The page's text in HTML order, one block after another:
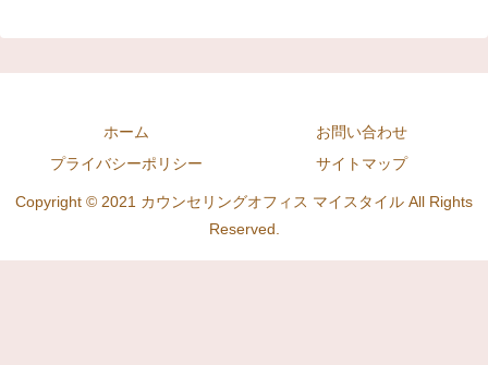
ホーム
お問い合わせ
プライバシーポリシー
サイトマップ
Copyright © 2021 カウンセリングオフィス マイスタイル All Rights
Reserved.